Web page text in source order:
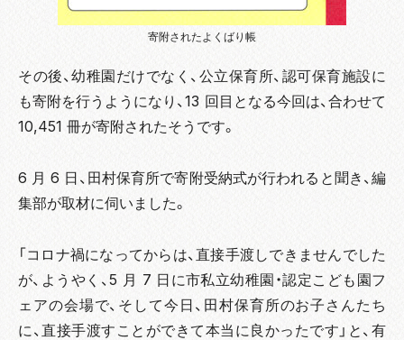
寄附されたよくばり帳
その後、幼稚園だけでなく、公立保育所、認可保育施設に
も寄附を行うようになり、13 回目となる今回は、合わせて
10,451 冊が寄附されたそうです。
6 月 6 日、田村保育所で寄附受納式が行われると聞き、編
集部が取材に伺いました。
「コロナ禍になってからは、直接手渡しできませんでした
が、ようやく、5 月 7 日に市私立幼稚園・認定こども園フ
ェアの会場で、そして今日、田村保育所のお子さんたち
に、直接手渡すことができて本当に良かったです」と、有